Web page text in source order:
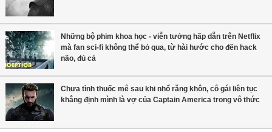
Những bộ phim khoa học - viễn tưởng hấp dẫn trên Netflix
mà fan sci-fi không thể bỏ qua, từ hài hước cho đến hack
não, đủ cả
Chưa tỉnh thuốc mê sau khi nhổ răng khôn, cô gái liên tục
khẳng định mình là vợ của Captain America trong vô thức